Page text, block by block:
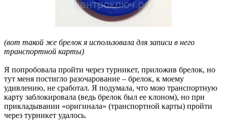
(вот такой же брелок я использовала для записи в него
транспортной карты)
Я попробовала пройти через турникет, приложив брелок, но
тут меня постигло разочарование – брелок, к моему
удивлению, не сработал. Я подумала, что мою транспортную
карту заблокировала (ведь брелок был ее клоном), но при
прикладывании «оригинала» (транспортной карты) пройти
через турникет удалось.